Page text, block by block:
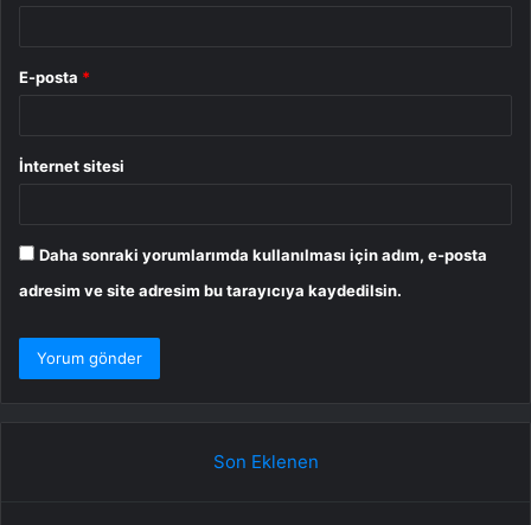
E-posta *
İnternet sitesi
Daha sonraki yorumlarımda kullanılması için adım, e-posta
adresim ve site adresim bu tarayıcıya kaydedilsin.
Son Eklenen